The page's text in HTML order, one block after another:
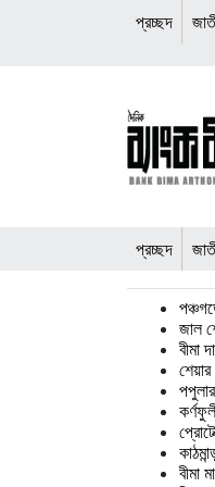
প্রচ্ছদ
জাল
বীমা
বীমা
প্রচ্ছদ